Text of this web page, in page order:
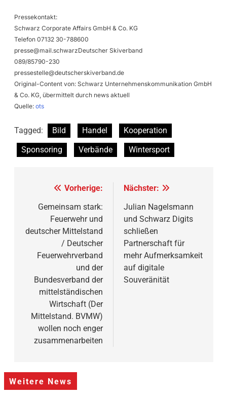
Pressekontakt:
Schwarz Corporate Affairs GmbH & Co. KG
Telefon 07132 30-788600
presse@mail.schwarzDeutscherSkiverband
089/85790-230
pressestelle@deutscherskiverband.de
Original-Content von: Schwarz Unternehmenskommunikation GmbH
& Co. KG, übermittelt durch news aktuell
Quelle: ots
Tagged: Bild Handel
Kooperation
Sponsoring
Verbände Wintersport
Beitragsnavigation
Vorherige:
Gemeinsam stark:
Feuerwehr und
deutscher Mittelstand
/ Deutscher
Feuerwehrverband
und der
Bundesverband der
mittelständischen
Wirtschaft (Der
Mittelstand. BVMW)
wollen noch enger
zusammenarbeiten
Nächster:
Julian Nagelsmann
und Schwarz Digits
schließen
Partnerschaft für
mehr Aufmerksamkeit
auf digitale
Souveränität
Weitere News